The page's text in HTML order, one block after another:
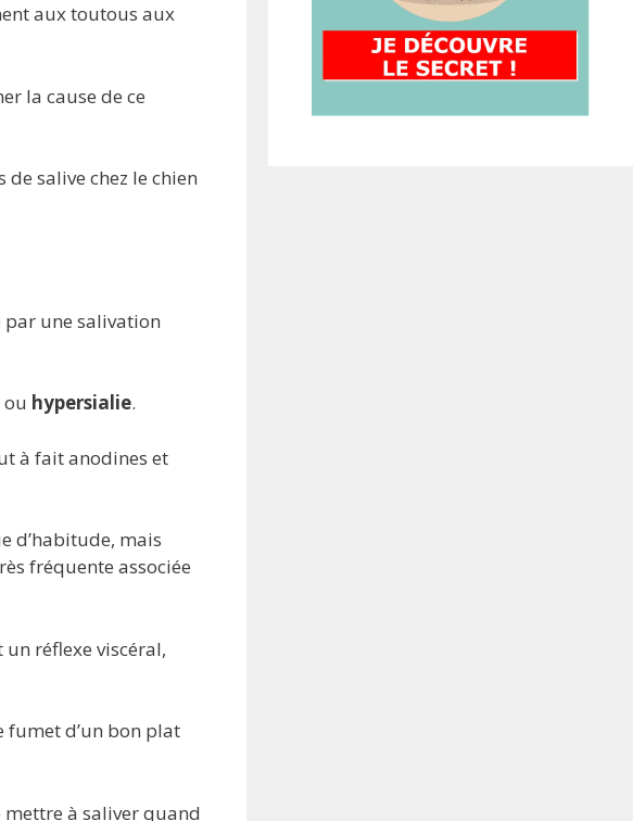
aux toutous aux
la cause de ce
salive chez le chien
par une salivation
ou hypersialie.
à fait anodines et
d’habitude, mais
fréquente associée
réflexe viscéral,
fumet d’un bon plat
mettre à saliver quand